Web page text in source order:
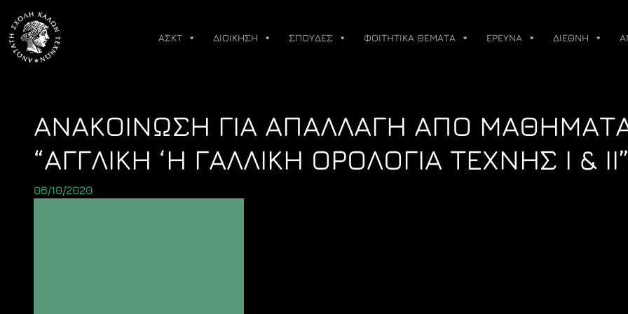
content
ΑΣΚΤ ΔΙΟΙΚΗΣΗ ΣΠΟΥΔΕΣ ΦΟΙΤΗΤΙΚΑ ΘΕΜΑΤΑ ΕΡΕΥΝΑ ΔΙΕΘΝΗ
ΑΝΑΚΟΙΝΩΣΗ ΓΙΑ ΑΠΑΛΛΑΓΗ ΑΠΟ
“ΑΓΓΛΙΚΗ ‘Η ΓΑΛΛΙΚΗ ΟΡΟΛΟΓΙΑ ΤΕΧΝΗΣ Ι & ΙΙ”
06/10/2020